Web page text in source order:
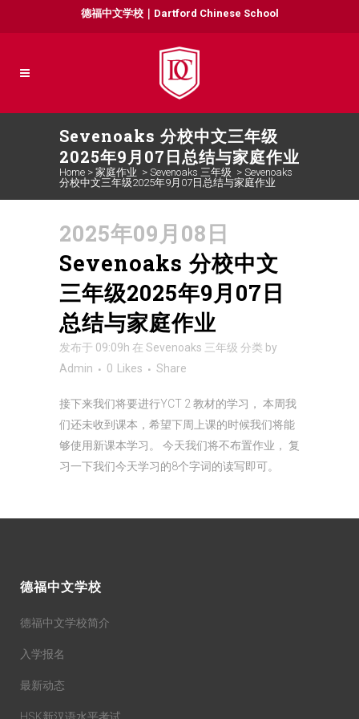
德福中文学校｜Dartford Chinese School
Sevenoaks 分校中文三年级
2025年9月07日总结与家庭作业
Home > 家庭作业 > Sevenoaks 三年级 > Sevenoaks
分校中文三年级2025年9月07日总结与家庭作业
2025年09月08日
Sevenoaks 分校中文
三年级2025年9月07日
总结与家庭作业
发布于 09:09h 在 Sevenoaks 三年级 分类 by
Admin
0 Likes Share
接下来我们将要进行YCT 2 教材的学习， 本周我
们还未收到课本，希望下周上课的时候我们将能
够使用新课本学习。 今天我们将不布置作业， 复
习一下我们今天学习的8个字词的读写即可。
德福中文学校
德福中文学校简介
入学报名
最新动态